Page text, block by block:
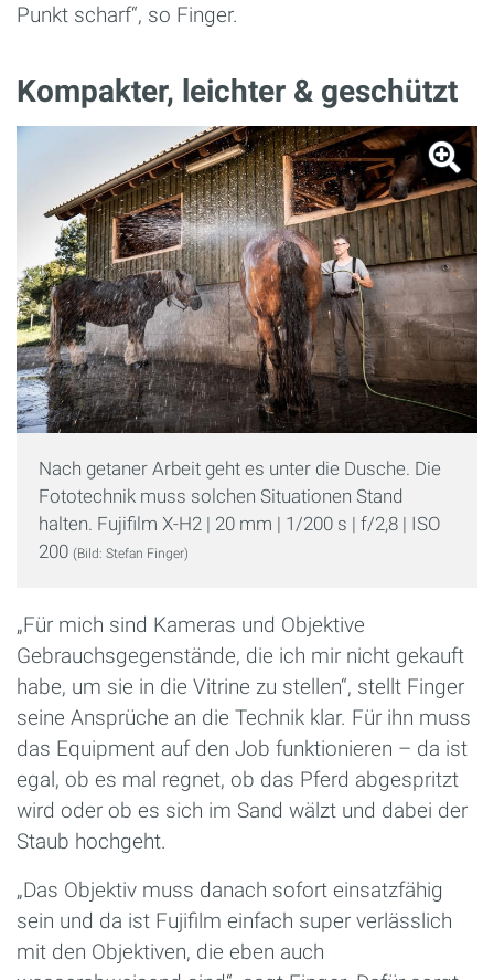
Punkt scharf“, so Finger.
Kompakter, leichter & geschützt
Nach getaner Arbeit geht es unter die Dusche. Die
Fototechnik muss solchen Situationen Stand
halten. Fujifilm X-H2 | 20 mm | 1/200 s | f/2,8 | ISO
200 (Bild: Stefan Finger)
„Für mich sind Kameras und Objektive
Gebrauchsgegenstände, die ich mir nicht gekauft
habe, um sie in die Vitrine zu stellen“, stellt Finger
seine Ansprüche an die Technik klar. Für ihn muss
das Equipment auf den Job funktionieren – da ist
egal, ob es mal regnet, ob das Pferd abgespritzt
wird oder ob es sich im Sand wälzt und dabei der
Staub hochgeht.
„Das Objektiv muss danach sofort einsatzfähig
sein und da ist Fujifilm einfach super verlässlich
mit den Objektiven, die eben auch